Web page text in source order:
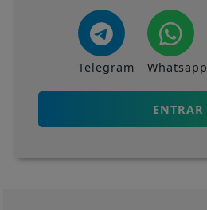
Telegram Whatsapp
ENTRAR